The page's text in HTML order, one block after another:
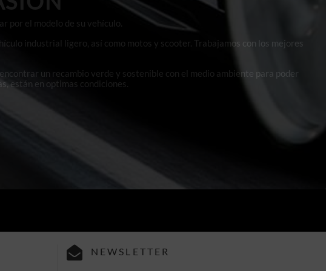
por el modelo de su vehículo.
industrial ligero, así como motos y scooter. Trabajamos con los mejores
un recambio verde y sostenible con el medio ambiente para poder
están en optimas condiciones.
NEWSLETTER